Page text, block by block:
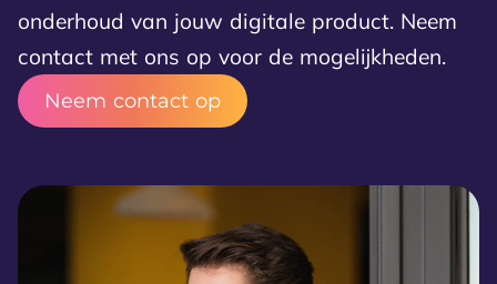
onderhoud van jouw digitale product. Neem
contact met ons op voor de mogelijkheden.
Neem contact op